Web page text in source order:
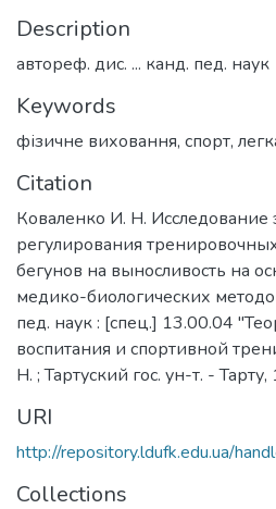
Description
автореф. дис. ... канд. пед. наук
Keywords
фізичне виховання, спорт,
Citation
Коваленко И. Н.
регулирования
бегунов на выносливость на
медико-биологических
пед. наук : [спец.] 13.00.04
воспитания и спортивной
Н. ; Тартуский гос. ун-т. -
URI
http://repository.ldufk.edu.ua/
Collections